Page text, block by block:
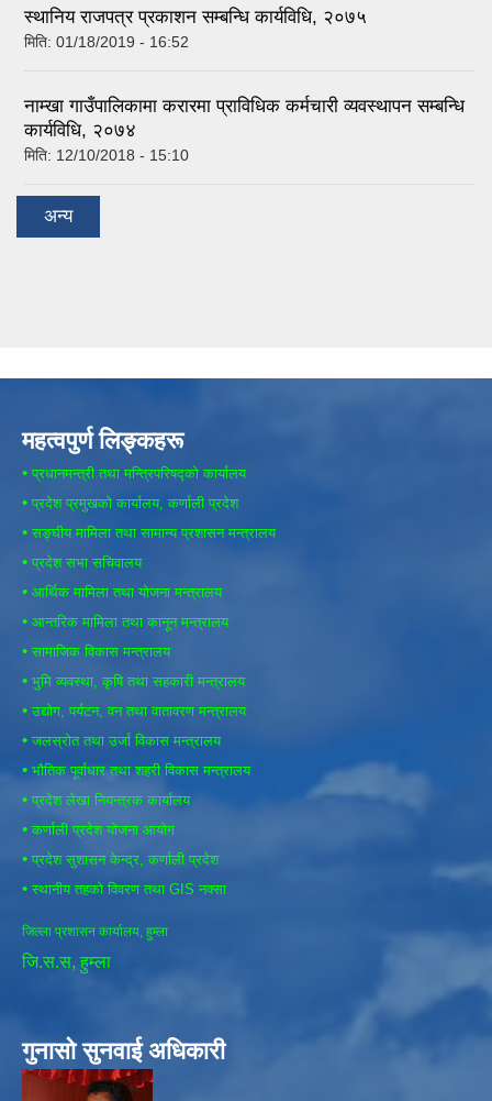
स्थानिय राजपत्र प्रकाशन सम्बन्धि कार्यविधि, २०७५
मिति: 01/18/2019 - 16:52
नाम्खा गाउँपालिकामा करारमा प्राविधिक कर्मचारी व्यवस्थापन सम्बन्धि
कार्यविधि, २०७४
मिति: 12/10/2018 - 15:10
अन्य
महत्वपुर्ण लिङ्कहरू
• प्रधानमन्त्री तथा मन्त्रिपरिषद्को कार्यालय
• प्रदेश प्रमुखको कार्यालय, कर्णाली प्रदेश
• सङ्घीय मामिला तथा सामान्य प्रशासन मन्त्रालय
• प्रदेश सभा सचिवालय
• आर्थिक मामिला तथा योजना मन्त्रालय
• आन्तरिक मामिला तथा कानून मन्त्रालय
• सामाजिक विकास मन्त्रालय
• भुमि व्यवस्था, कृषि तथा सहकारी मन्त्रालय
• उद्योग, पर्यटन, वन तथा वातावरण मन्त्रालय
• जलस्रोत तथा उर्जा विकास मन्त्रालय
• भौतिक पूर्वाधार तथा शहरी विकास मन्त्रालय
• प्रदेश लेखा नियन्त्रक कार्यालय
• कर्णाली प्रदेश योजना आयोग
• प्रदेश सुशासन केन्द्र, कर्णाली प्रदेश
• स्थानीय तहको विवरण तथा GIS नक्सा
जिल्ला प्रशासन कार्यालय, हुम्ला
जि.स.स, हुम्ला
गुनासो सुनवाई अधिकारी